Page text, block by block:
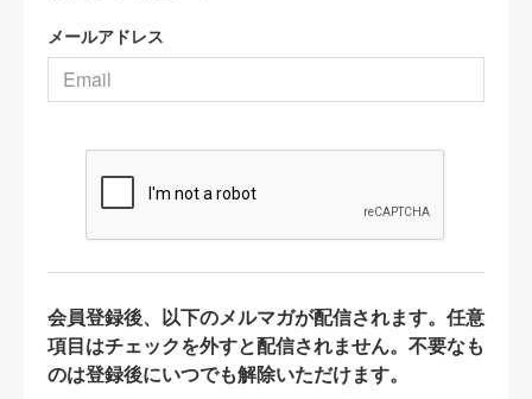
メールアドレス
会員登録後、以下のメルマガが配信されます。任意
項目はチェックを外すと配信されません。不要なも
のは登録後にいつでも解除いただけます。